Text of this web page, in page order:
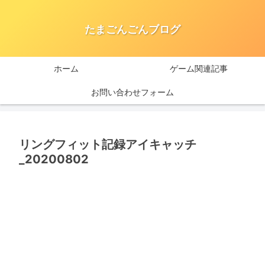
たまごんごんブログ
ホーム ゲーム関連記事
お問い合わせフォーム
リングフィット記録アイキャッチ
_20200802